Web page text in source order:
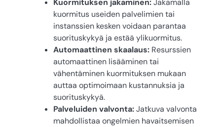
Kuormituksen jakaminen:Jakamalla
kuormitus useiden palvelimien tai
instanssien kesken voidaan parantaa
suorituskykyä ja estää ylikuormitus.
Automaattinen skaalaus: Resurssien
automaattinen lisääminen tai
vähentäminen kuormituksen mukaan
auttaa optimoimaan kustannuksia ja
suorituskykyä.
Palveluiden valvonta:Jatkuva valvonta
mahdollistaa ongelmien havaitsemisen